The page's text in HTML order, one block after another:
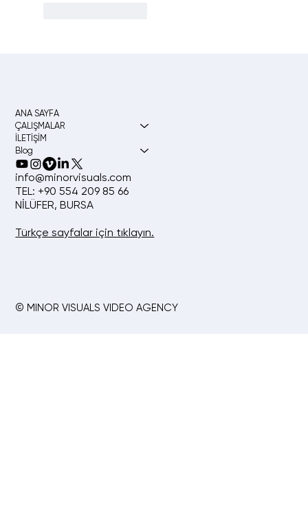
ANA SAYFA
ÇALIŞMALAR
İLETİŞİM
Blog
info@minorvisuals.com
TEL: +90 554 209 85 66
NİLÜFER, BURSA
Türkçe sayfalar için tıklayın.
© MINOR VISUALS VIDEO AGENCY